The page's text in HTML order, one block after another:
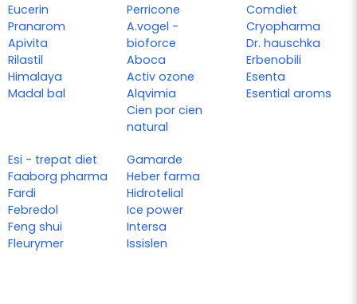
Eucerin
Pranarom
Apivita
Rilastil
Himalaya
Madal bal
Perricone
A.vogel -
bioforce
Aboca
Activ ozone
Alqvimia
Cien por cien
natural
Comdiet
Cryopharma
Dr. hauschka
Erbenobili
Esenta
Esential aroms
Esi - trepat diet
Faaborg pharma
Fardi
Febredol
Feng shui
Fleurymer
Gamarde
Heber farma
Hidrotelial
Ice power
Intersa
Issislen